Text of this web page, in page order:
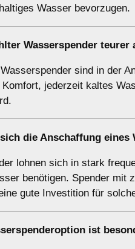
Wasser bevorzugen.
Wasserspender
sind in der
jederzeit kaltes
die Anschaffung
lohnen sich in stark
benötigen. Spender mit
gute Investition für
ist